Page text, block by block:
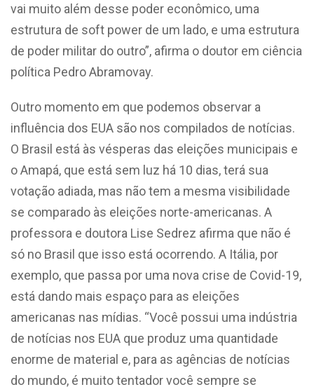
vai muito além desse poder econômico, uma
estrutura de soft power de um lado, e uma estrutura
de poder militar do outro”, afirma o doutor em ciência
política Pedro Abramovay.
Outro momento em que podemos observar a
influência dos EUA são nos compilados de notícias.
O Brasil está às vésperas das eleições municipais e
o Amapá, que está sem luz há 10 dias, terá sua
votação adiada, mas não tem a mesma visibilidade
se comparado às eleições norte-americanas. A
professora e doutora Lise Sedrez afirma que não é
só no Brasil que isso está ocorrendo. A Itália, por
exemplo, que passa por uma nova crise de Covid-19,
está dando mais espaço para as eleições
americanas nas mídias. “Você possui uma indústria
de notícias nos EUA que produz uma quantidade
enorme de material e, para as agências de notícias
do mundo, é muito tentador você sempre se